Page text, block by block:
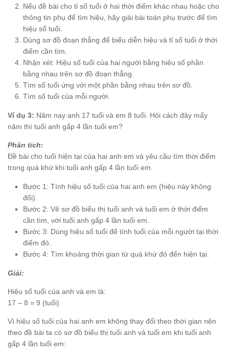
Nếu đề bài cho tỉ số tuổi ở hai thời điểm khác nhau hoặc cho
thông tin phụ để tìm hiệu, hãy giải bài toán phụ trước để tìm
hiệu số tuổi.
Dùng sơ đồ đoạn thẳng để biểu diễn hiệu và tỉ số tuổi ở thời
điểm cần tìm.
Nhận xét: Hiệu số tuổi của hai người bằng hiệu số phần
bằng nhau trên sơ đồ đoạn thẳng.
Tìm số tuổi ứng với một phần bằng nhau trên sơ đồ.
Tìm số tuổi của mỗi người.
Ví dụ 3: Năm nay anh 17 tuổi và em 8 tuổi. Hỏi cách đây mấy
năm thì tuổi anh gấp 4 lần tuổi em?
Phân tích:
Đề bài cho tuổi hiện tại của hai anh em và yêu cầu tìm thời điểm
trong quá khứ khi tuổi anh gấp 4 lần tuổi em.
Bước 1: Tính hiệu số tuổi của hai anh em (hiệu này không
đổi).
Bước 2: Vẽ sơ đồ biểu thị tuổi anh và tuổi em ở thời điểm
cần tìm, với tuổi anh gấp 4 lần tuổi em.
Bước 3: Dùng hiệu số tuổi để tính tuổi của mỗi người tại thời
điểm đó.
Bước 4: Tìm khoảng thời gian từ quá khứ đó đến hiện tại.
Giải:
Hiệu số tuổi của anh và em là:
17 – 8 = 9 (tuổi)
Vì hiệu số tuổi của hai anh em không thay đổi theo thời gian nên
theo đề bài ta có sơ đồ biểu thị tuổi anh và tuổi em khi tuổi anh
gấp 4 lần tuổi em: